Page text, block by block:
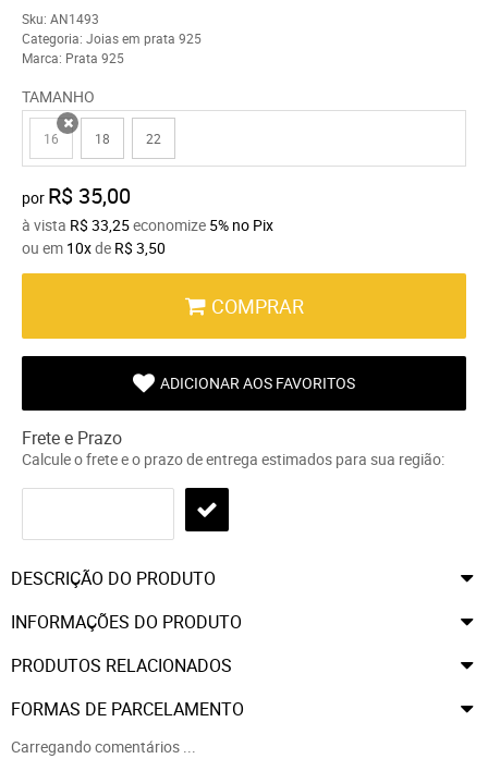
Sku: AN1493
Categoria: Joias em prata 925
Marca: Prata 925
TAMANHO
16x 18 22
por R$ 35,00
à vista R$ 33,25economize 5% no Pix
ou em 10xde R$ 3,50
COMPRAR
ADICIONAR AOS FAVORITOS
Frete e Prazo
Calcule o frete e o prazo de entrega estimados para sua região:
DESCRIÇÃO DO PRODUTO
INFORMAÇÕES DO PRODUTO
PRODUTOS RELACIONADOS
FORMAS DE PARCELAMENTO
Carregando comentários ...